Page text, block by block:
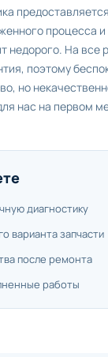
процесса
недорого. На все
поэтому
но
нас на первом
диагностику
варианта запчасти
после ремонта
работы